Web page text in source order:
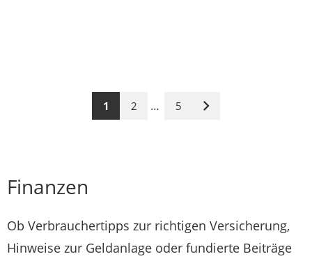
1 2 … 5
Nächste
Finanzen
Ob Verbrauchertipps zur richtigen Versicherung,
Hinweise zur Geldanlage oder fundierte Beiträge